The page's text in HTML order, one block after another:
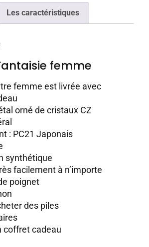
Les caractéristiques
femme
femme est livrée avec
orné de cristaux CZ
: PC21 Japonais
synthétique
facilement à n’importe
poignet
des piles
coffret cadeau